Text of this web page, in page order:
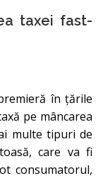
taxei fast-
în ţările
pe mâncarea
multe tipuri de
care va fi
consumatorul,